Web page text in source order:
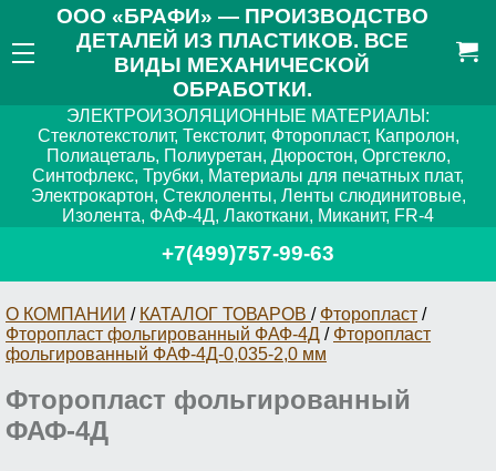
ООО «БРАФИ» — ПРОИЗВОДСТВО
ДЕТАЛЕЙ ИЗ ПЛАСТИКОВ. ВСЕ
ВИДЫ МЕХАНИЧЕСКОЙ
ОБРАБОТКИ.
ЭЛЕКТРОИЗОЛЯЦИОННЫЕ МАТЕРИАЛЫ:
Стеклотекстолит, Текстолит, Фторопласт, Капролон,
Полиацеталь, Полиуретан, Дюростон, Оргстекло,
Синтофлекс, Трубки, Материалы для печатных плат,
Электрокартон, Стеклоленты, Ленты слюдинитовые,
Изолента, ФАФ-4Д, Лакоткани, Миканит, FR-4
+7(499)757-99-63
О КОМПАНИИ / КАТАЛОГ ТОВАРОВ / Фторопласт /
Фторопласт фольгированный ФАФ-4Д / Фторопласт
фольгированный ФАФ-4Д-0,035-2,0 мм
Фторопласт фольгированный
ФАФ-4Д